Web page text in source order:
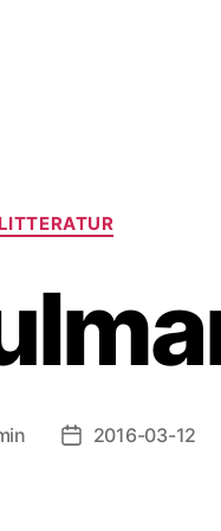
Kategorier
LITTERATUR
Inläggsdatum
2016-03-12